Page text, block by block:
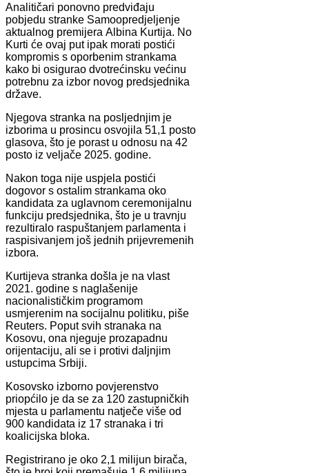
Analitičari ponovno predviđaju
pobjedu stranke Samoopredjeljenje
aktualnog premijera Albina Kurtija. No
Kurti će ovaj put ipak morati postići
kompromis s oporbenim strankama
kako bi osigurao dvotrećinsku većinu
potrebnu za izbor novog predsjednika
države.
Njegova stranka na posljednjim je
izborima u prosincu osvojila 51,1 posto
glasova, što je porast u odnosu na 42
posto iz veljače 2025. godine.
Nakon toga nije uspjela postići
dogovor s ostalim strankama oko
kandidata za uglavnom ceremonijalnu
funkciju predsjednika, što je u travnju
rezultiralo raspuštanjem parlamenta i
raspisivanjem još jednih prijevremenih
izbora.
Kurtijeva stranka došla je na vlast
2021. godine s naglašenije
nacionalističkim programom
usmjerenim na socijalnu politiku, piše
Reuters. Poput svih stranaka na
Kosovu, ona njeguje prozapadnu
orijentaciju, ali se i protivi daljnjim
ustupcima Srbiji.
Kosovsko izborno povjerenstvo
priopćilo je da se za 120 zastupničkih
mjesta u parlamentu natječe više od
900 kandidata iz 17 stranaka i tri
koalicijska bloka.
Registrirano je oko 2,1 milijun birača,